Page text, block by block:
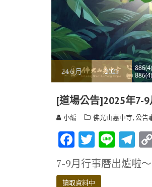
246 月 2025
[道場公告]2025年7-
小編 佛光山惠中寺,公告
F
ac
e
T
w
it
Li
n
e
T
el
e
7-9月行事曆出爐啦
讀取資料中